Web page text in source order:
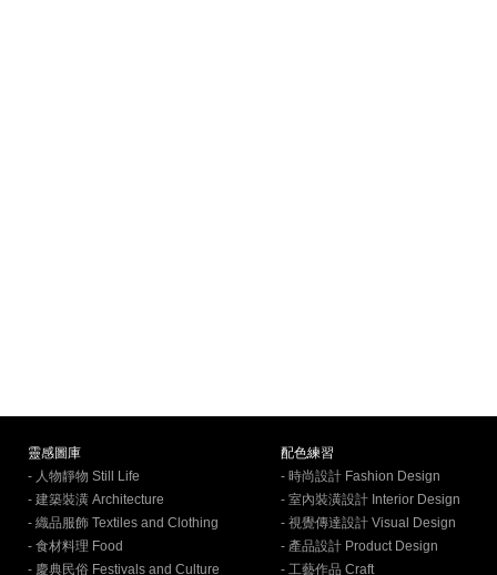
靈感圖庫
- 人物靜物 Still Life
- 建築裝潢 Architecture
- 織品服飾 Textiles and Clothing
- 食材料理 Food
- 慶典民俗 Festivals and Culture
配色練習
- 時尚設計 Fashion Design
- 室內裝潢設計 Interior Design
- 視覺傳達設計 Visual Design
- 產品設計 Product Design
- 工藝作品 Craft